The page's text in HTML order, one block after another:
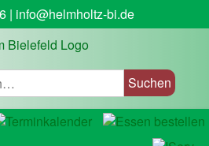
| info@helmholtz-bi.de